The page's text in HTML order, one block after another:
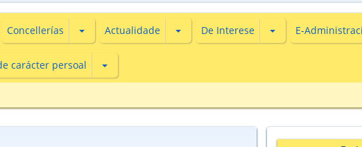
turìstica
de Servizos
Concellerías Subsecciones de Concellerías
Actualidade Subsecciones de Actualidade
De Interese Subsecciones de De
E-
carácter persoal Subsecciones de Protección de datos de carácter persoal